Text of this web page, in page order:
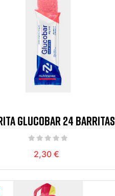
GLUCOBAR 24 BARRITAS
SABOR SANDIA 35
2,30 €